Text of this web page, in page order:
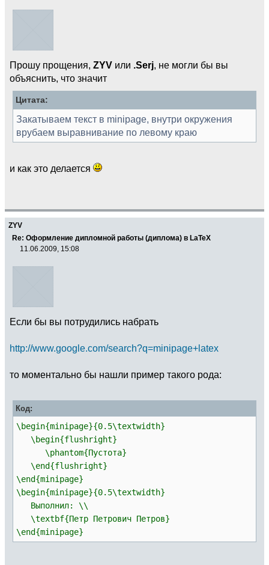
Прошу прощения, ZYV или .Serj, не могли бы вы
объяснить, что значит
Цитата:
Закатываем текст в minipage, внутри окружения
врубаем выравнивание по левому краю
и как это делается
ZYV
Re: Оформление дипломной работы (диплома) в LaTeX
11.06.2009, 15:08
Если бы вы потрудились набрать
http://www.google.com/search?q=minipage+latex
то моментально бы нашли пример такого рода:
Код:
\begin{minipage}{0.5\textwidth}
\begin{flushright}
\phantom{Пустота}
\end{flushright}
\end{minipage}
\begin{minipage}{0.5\textwidth}
Выполнил: \\
\textbf{Петр Петрович Петров}
\end{minipage}